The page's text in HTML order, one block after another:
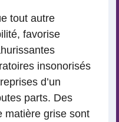
tout autre
favorise
insonorisés
d’un
parts. Des
matière grise sont